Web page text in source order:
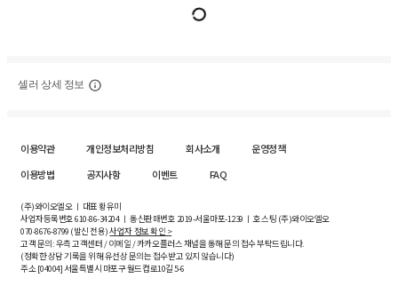
셀러 상세 정보
이용약관 개인정보처리방침 회사소개
운영정책
이용방법
공지사항 이벤트 FAQ
(주)와이오엘오 ㅣ 대표 황유미
사업자등록번호610-86-34204ㅣ 통신판매번호 2019-서울마포-1239 ㅣ 호스팅 (주)와이오엘오
070-8676-8799 (발신 전용)사업자 정보 확인 >
고객 문의: 우측 고객센터 / 이메일 / 카카오플러스 채널을 통해 문의 접수 부탁드립니다.
(정확한 상담 기록을 위해 유선상 문의는 접수받고 있지 않습니다)
주소 [04004] 서울특별시 마포구 월드컵로10길5-6